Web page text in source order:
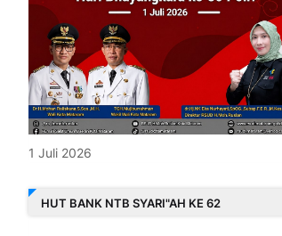
1 Juli 2026
HUT BANK NTB SYARI"AH KE 62